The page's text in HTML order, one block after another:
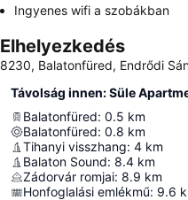
Ingyenes wifi a szobákban
Elhelyezkedés
8230, Balatonfüred, Endrődi
Távolság innen: Süle
Balatonfüred: 0.5 km
Balatonfüred: 0.8 km
Tihanyi visszhang: 4 km
Balaton Sound: 8.4 km
Zádorvár romjai: 8.9 km
Honfoglalási emlékmű: 9.6